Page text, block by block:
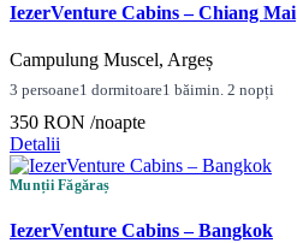
IezerVenture Cabins – Chiang Mai
Campulung Muscel, Argeș
3 persoane1 dormitoare1 băimin. 2 nopți
350 RON /noapte
Detalii
Munții Făgăraș
IezerVenture Cabins – Bangkok